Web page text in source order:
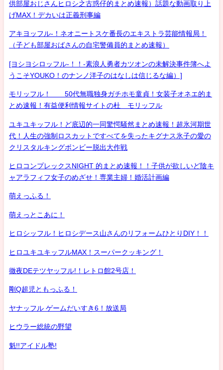
供部屋おじさんヒロシ之古惑仔的まとめ速報）話題な動画取り上
げMAX！デカいは正義刑事編
アキヨッフル-！ネオニートスケ番長のエキストラ芸能情報局！
（子ども部屋おばさんの自宅警備員的まとめ速報）
[ヨシヨシロッフル-！！-素浪人勇者カツオンの未解決事件簿へよ
うこそYOUKO！のナンノ洋子のはなしは信じるな編）]
モリッフル！ 50代無職独身ガチホモ童貞！女装子オネエ的ま
とめ速報！有益便利情報サイトの杜 モリッフル
ユキユキッフル！ど底辺的一同驚愕騒然まとめ速報！超氷河期世
代！人生の強制ロスカットですべてを失ったキグナス氷子の愛の
クリスタルキングボンビー脱出大作戦
ヒロコンプレックスNIGHT 的まとめ速報！！子供が欲しいど陰キ
ャアラフィフ女子のめざせ！専業主婦！婚活計画編
萌えっふる！
萌えっとこあに！
ヒロシッフル！ヒロシデース山さんのリフォームひとりDIY！！
ヒロユキユキッフルMAX！スーパークッキング！
徹夜DEテツヤッフル!！レトロ館2号店！
剛Q超児ともっふる！
ヤナッフル ゲームだいすき6！放送局
ヒウラー総統の野望
魁!!アイドル塾!